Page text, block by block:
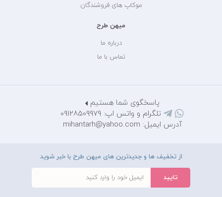
موکاپ های فروشندگان
میهن طرح
درباره ما
تماس با ما
پاسخگوی شما هستیم
تلگرام و واتس اپ: 09128509979
آدرس ایمیل: mihantarh@yahoo.com
از تخفیف ها و جدیدترین های میهن طرح با خبر شوید